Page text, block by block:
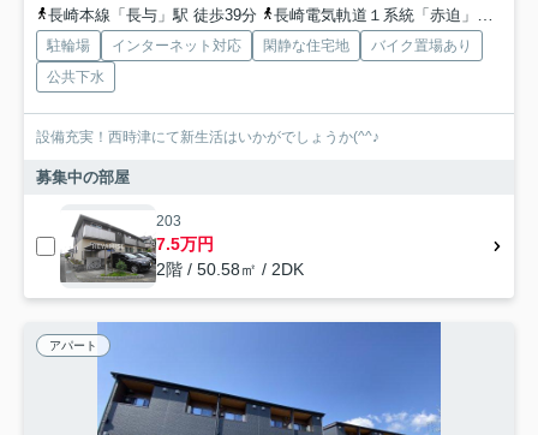
長崎本線「長与」駅 徒歩39分
長崎電気軌道１系統「赤迫」駅 徒歩76分
駐輪場 インターネット対応 閑静な住宅地
バイク置場あり
公共下水
設備充実！西時津にて新生活はいかがでしょうか(^^♪
募集中の部屋
203
7.5万円
2階 / 50.58㎡ / 2DK
アパート